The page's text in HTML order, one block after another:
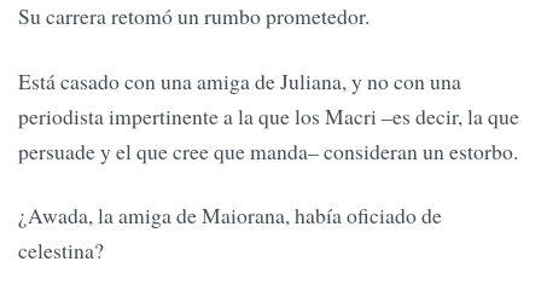
Su carrera retomó un rumbo prometedor.
Está casado con una amiga de Juliana, y no con una
periodista impertinente a la que los Macri –es decir, la que
persuade y el que cree que manda– consideran un estorbo.
¿Awada, la amiga de Maiorana, había oficiado de
celestina?